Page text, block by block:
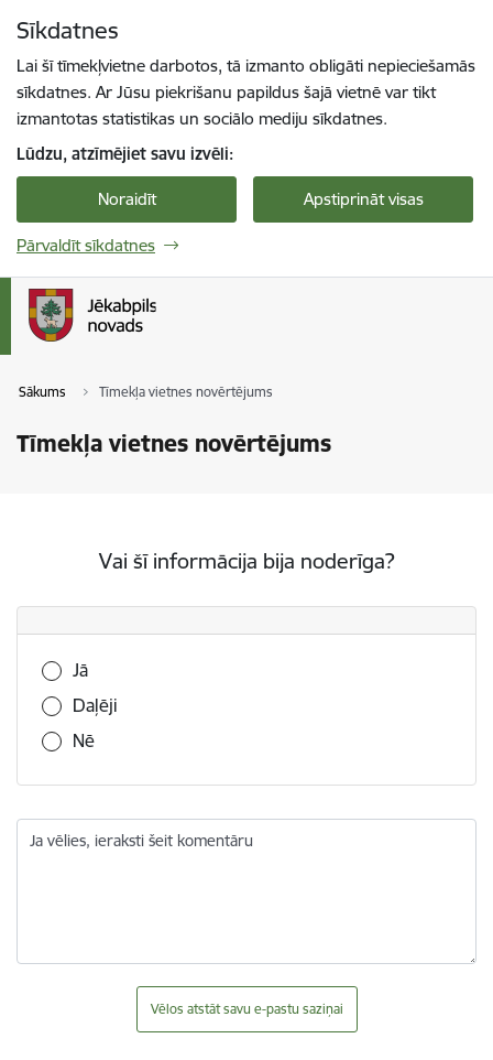
Sīkdatnes
Lai šī tīmekļvietne darbotos, tā izmanto obligāti nepieciešamās
sīkdatnes. Ar Jūsu piekrišanu papildus šajā vietnē var tikt
izmantotas statistikas un sociālo mediju sīkdatnes.
Lūdzu, atzīmējiet savu izvēli:
Noraidīt Apstiprināt visas
Pārvaldīt sīkdatnes
Sākums Tīmekļa vietnes novērtējums
Tīmekļa vietnes novērtējums
Vai šī informācija bija noderīga?
Vai šī informācija bija noderīga?
Jā
Daļēji
Nē
Ja vēlies, ieraksti šeit komentāru
Vēlos atstāt savu e-pastu saziņai